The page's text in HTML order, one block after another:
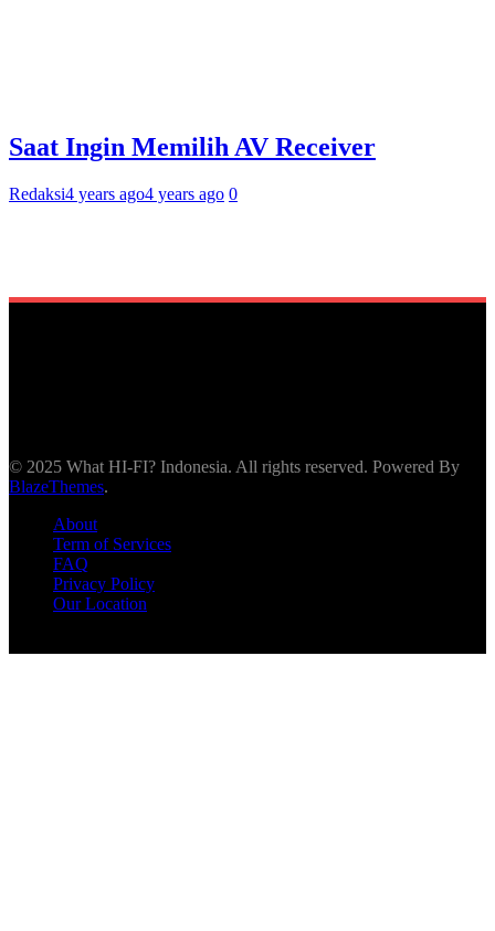
Saat Ingin Memilih AV Receiver
Redaksi4 years ago4 years ago 0
© 2025 What HI-FI? Indonesia. All rights reserved. Powered By
BlazeThemes.
About
Term of Services
FAQ
Privacy Policy
Our Location